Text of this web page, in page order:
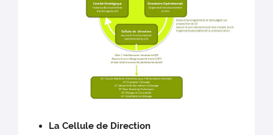
La Cellule de Direction